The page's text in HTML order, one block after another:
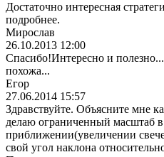
Достаточно интересная
подробнее.
Мирослав
26.10.2013 12:00
Спасибо!Интересно и
похожа...
Егор
27.06.2014 15:57
Здравствуйте. Объясните мне
делаю ограниченный масштаб
приближении(увеличении
свой угол наклона